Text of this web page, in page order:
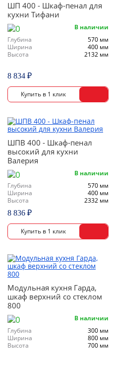
ШП 400 - Шкаф-пенал для
кухни Тифани
В наличии
Глубина
570 мм
Ширина
400 мм
Высота
2132 мм
8 834 ₽
ШПВ 400 - Шкаф-пенал
высокий для кухни
Валерия
В наличии
Глубина
570 мм
Ширина
400 мм
Высота
2332 мм
8 836 ₽
Модульная кухня Гарда,
шкаф верхний со стеклом
800
В наличии
Глубина
300 мм
Ширина
800 мм
Высота
700 мм